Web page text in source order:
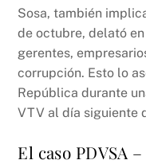
Sosa, también
de octubre, delató
gerentes,
corrupción. Esto lo
República durante
VTV al día siguiente
El caso PDVSA